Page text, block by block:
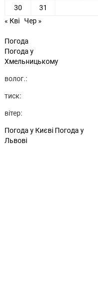
30
31
« Кві
Чер »
Погода
Погода у
Хмельницькому
волог.:
тиск:
вітер:
Погода у Києві Погода у
Львові